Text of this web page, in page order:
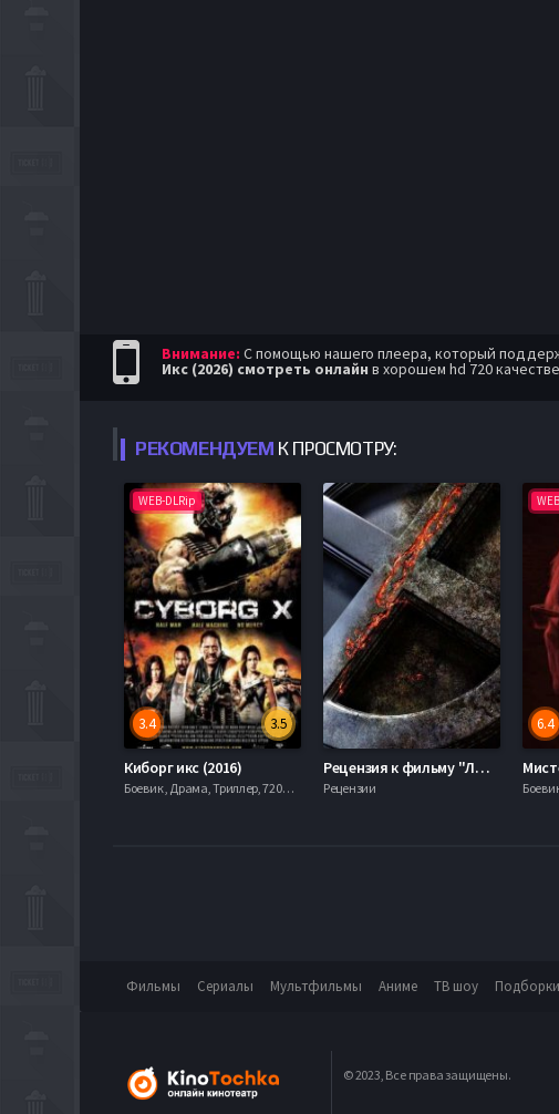
Внимание: С помощью нашего плеера, который
Икс (2026) смотреть онлайн в хорошем hd 720
РЕКОМЕНДУЕМ К ПРОСМОТРУ:
WEB-DLRip
3.5
3.4
Киборг икс (2016)
Боевик , Драма, Триллер, 720hd, mobilen,
Рецензия к фильму "Люди Икс: Апокалипсис" X-Men: Apocalypse 2016
Рецензии
6.4
Фильмы Сериалы Мультфильмы Аниме ТВ шоу Подборки
© 2023, Все права защищены.